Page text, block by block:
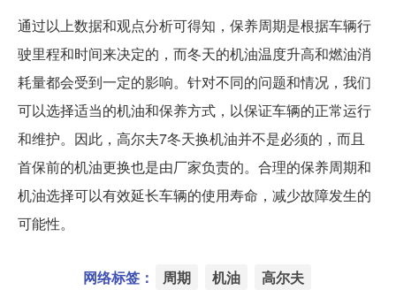
通过以上数据和观点分析可得知，保养周期是根据车辆行
驶里程和时间来决定的，而冬天的机油温度升高和燃油消
耗量都会受到一定的影响。针对不同的问题和情况，我们
可以选择适当的机油和保养方式，以保证车辆的正常运行
和维护。因此，高尔夫7冬天换机油并不是必须的，而且
首保前的机油更换也是由厂家负责的。合理的保养周期和
机油选择可以有效延长车辆的使用寿命，减少故障发生的
可能性。
网络标签： 周期 机油 高尔夫